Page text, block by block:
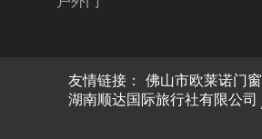
友情链接： 佛山市欧莱诺门
湖南顺达国际旅行社有限公司